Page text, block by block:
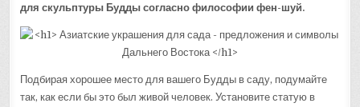
для скульптуры Будды согласно философии фен-шуй.
Подбирая хорошее место для вашего Будды в саду, подумайте
так, как если бы это был живой человек. Установите статую в